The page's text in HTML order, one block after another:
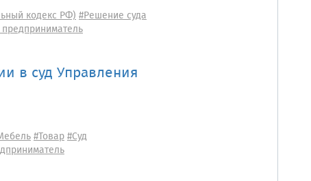
кодекс РФ)#Решение суда
в суд Управления
#Товар#Суд